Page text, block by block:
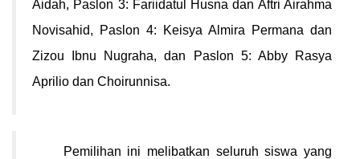
Aidah, Paslon 3: Fariidatul Husna dan Aftri Airahma
Novisahid, Paslon 4: Keisya Almira Permana dan
Zizou Ibnu Nugraha, dan Paslon 5: Abby Rasya
Aprilio dan Choirunnisa.
Pemilihan ini melibatkan seluruh siswa yang